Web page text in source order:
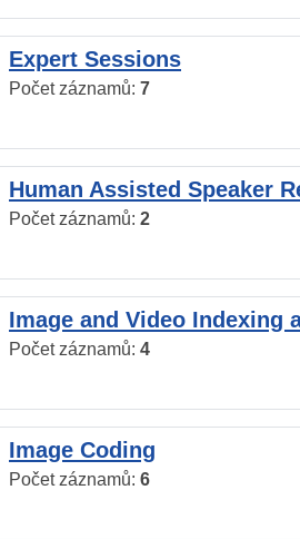
Expert Sessions
Počet záznamů: 7
Human Assisted Speaker
Počet záznamů: 2
Image and Video Indexing
Počet záznamů: 4
Image Coding
Počet záznamů: 6